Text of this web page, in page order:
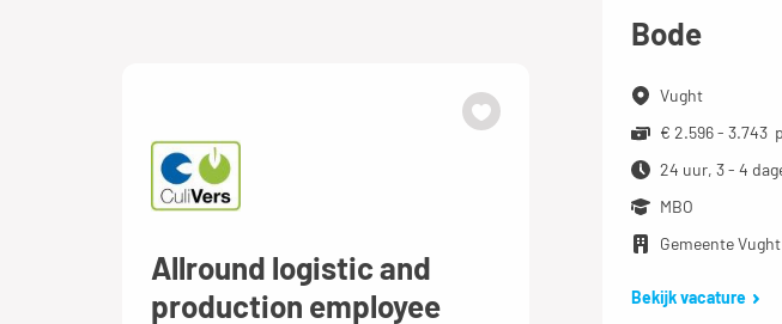
Bode
Vught
€ 2.596 - 3.743
24 uur, 3 - 4
MBO
Gemeente Vught
Bekijk vacature
Allround logistic and
production employee